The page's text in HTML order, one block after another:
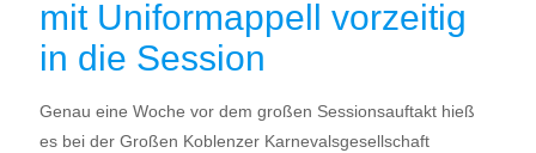
mit Uniformappell vorzeitig
in die Session
Genau eine Woche vor dem großen Sessionsauftakt hieß
es bei der Großen Koblenzer Karnevalsgesellschaft